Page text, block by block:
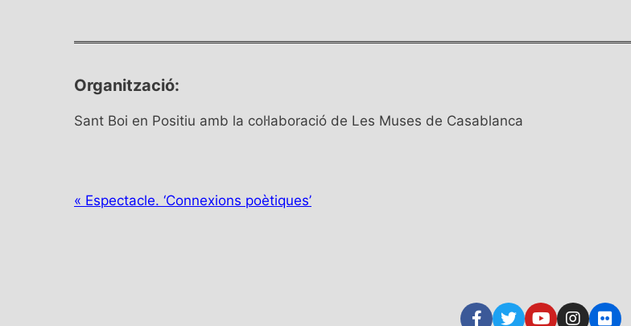
Organització:
Sant Boi en Positiu amb la col·laboració de Les Muses de Casablanca
N
« Espectacle. ‘Connexions poètiques’